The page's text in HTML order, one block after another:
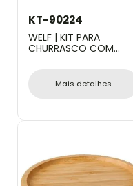
KT-90224
WELF | KIT PARA
CHURRASCO COM
Mais detalhes